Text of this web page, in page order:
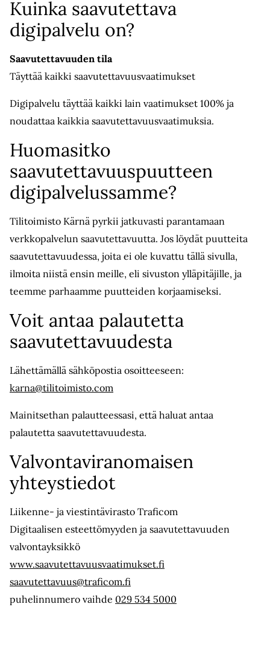
Kuinka saavutettava
digipalvelu on?
Saavutettavuuden tila
Täyttää kaikki saavutettavuusvaatimukset
Digipalvelu täyttää kaikki lain vaatimukset 100% ja
noudattaa kaikkia saavutettavuusvaatimuksia.
Huomasitko
saavutettavuuspuutteen
digipalvelussamme?
Tilitoimisto Kärnä pyrkii jatkuvasti parantamaan
verkkopalvelun saavutettavuutta. Jos löydät puutteita
saavutettavuudessa, joita ei ole kuvattu tällä sivulla,
ilmoita niistä ensin meille, eli sivuston ylläpitäjille, ja
teemme parhaamme puutteiden korjaamiseksi.
Voit antaa palautetta
saavutettavuudesta
Lähettämällä sähköpostia osoitteeseen:
karna@tilitoimisto.com
Mainitsethan palautteessasi, että haluat antaa
palautetta saavutettavuudesta.
Valvontaviranomaisen
yhteystiedot
Liikenne- ja viestintävirasto Traficom
Digitaalisen esteettömyyden ja saavutettavuuden
valvontayksikkö
www.saavutettavuusvaatimukset.fi
saavutettavuus@traficom.fi
puhelinnumero vaihde 029 534 5000